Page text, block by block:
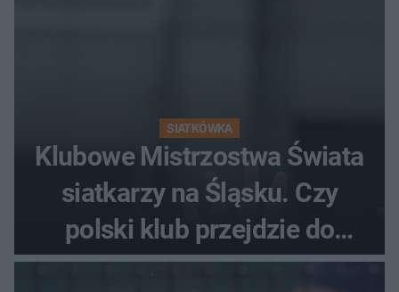
SIATKÓWKA
Klubowe Mistrzostwa Świata
siatkarzy na Śląsku. Czy
polski klub przejdzie do
historii